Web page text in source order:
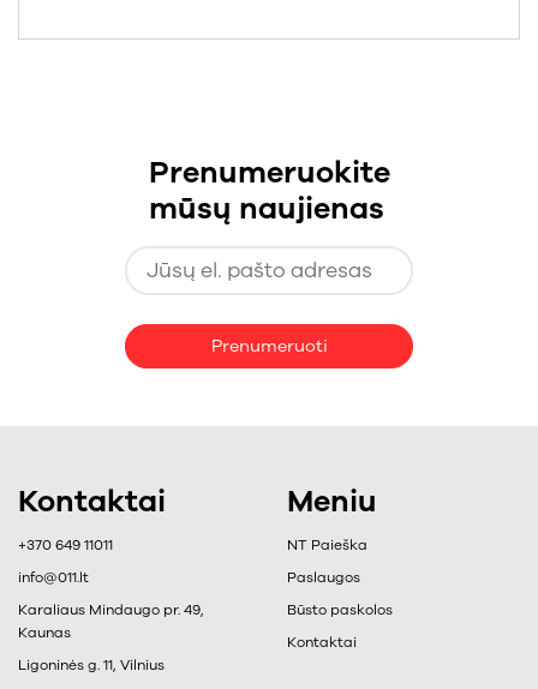
Kontaktai
+370 649 11011
info@011.lt
Karaliaus Mindaugo pr. 49,
Kaunas
Ligoninės g. 11, Vilnius
Meniu
NT Paieška
Paslaugos
Būsto paskolos
Kontaktai
Prenumeruokite
mūsų naujienas
Prenumeruoti